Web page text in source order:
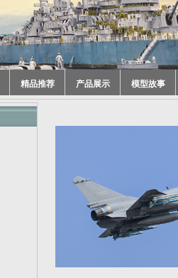
精品推荐 产品展示 模型故事